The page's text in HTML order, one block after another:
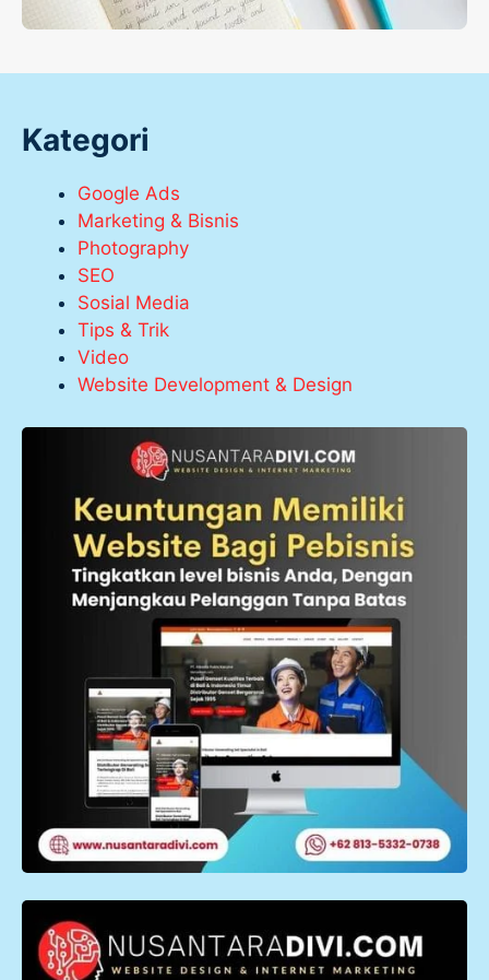
Kategori
Google Ads
Marketing & Bisnis
Photography
SEO
Sosial Media
Tips & Trik
Video
Website Development & Design